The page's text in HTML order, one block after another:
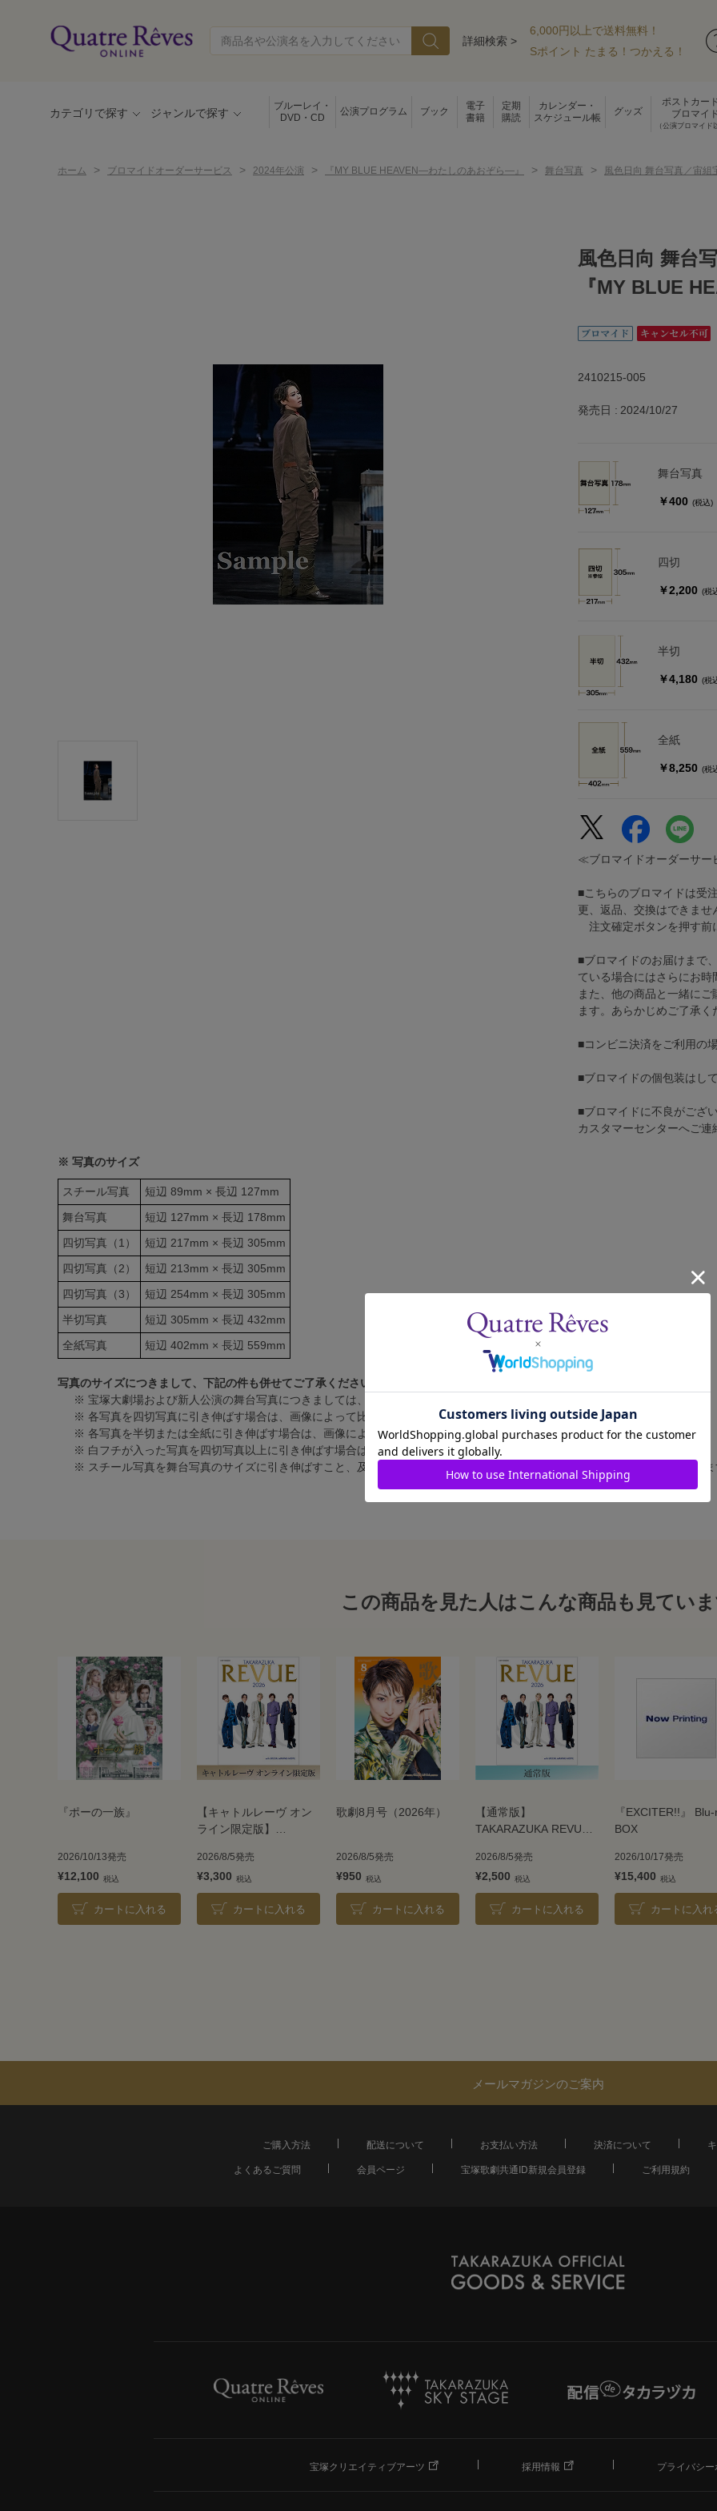
詳細検索 >
6,000円以上で送料無料！
Sポイント たまる！つかえる！
カテゴリで探す ジャンルで探す
ブルーレイ・
DVD・CD
公演プログラム ブック
電子
書籍
定期
購読
カレンダー・
スケジュール帳
グッズ
ポストカー
ブロマイ
（公演ブロマイド
ホーム > ブロマイドオーダーサービス > 2024年公演 > 『MY BLUE HEAVEN―わたしのあおぞら―』 > 舞台写真 > 風色日向 舞台写真／宙
※ 写真のサイズ
スチール写真
短辺 89mm × 長辺 127mm
舞台写真
短辺 127mm × 長辺 178mm
四切写真（1）
短辺 217mm × 長辺 305mm
四切写真（2）
短辺 213mm × 長辺 305mm
四切写真（3）
短辺 254mm × 長辺 305mm
半切写真
短辺 305mm × 長辺 432mm
全紙写真
短辺 402mm × 長辺 559mm
写真のサイズにつきまして、下記の件も併せてご了承ください。
※ 宝塚大劇場および新人公演の舞台写真につきましては、4辺に白フチが入ります。
※ 各写真を四切写真に引き伸ばす場合は、画像によって比率の都合上、（1）～（3）の何れかのサイズになります。
※ 各写真を半切または全紙に引き伸ばす場合は、画像によって比率が異なりますが、上記のサイズに統一しております。
※ 白フチが入った写真を四切写真以上に引き伸ばす場合は、白フチ無しの写真となります。
※ スチール写真を舞台写真のサイズに引き伸ばすこと、及び舞台写真をスチール写真のサイズに縮小することは、いたしかね
風色日向 舞台
『MY BLUE
2410215-005
発売日 2024/10/27
舞台写真
￥400 (税込)
四切
￥2,200 (税
半切
￥4,180 (税
全紙
￥8,250 (税
≪ブロマイドオーダーサ
■こちらのブロマイドは受
更、返品、交換はできませ
注文確定ボタンを押す前
■ブロマイドのお届けまで
ている場合にはさらにお時
また、他の商品と一緒に
ます。あらかじめご了承く
■コンビニ決済をご利用の
■ブロマイドの個包装はし
■ブロマイドに不良がござ
カスタマーセンターへご連
この商品を見た人はこんな商品も見てい
『ポーの一族』
2026/10/13発売
¥12,100
カートに入れる
【キャトルレーヴ オン
ライン限定版】
2026
2026/8/5発売
¥3,300
カートに入れる
歌劇8月号（2026年）
2026/8/5発売
¥950
カートに入れる
【通常版】
TAKARAZUKA REVUE
2026/8/5発売
¥2,500
カートに入れる
『EXCITER!!』
BOX
2026/10/17発売
¥15,400
カートに入れ
メールマガジンのご案内
ご購入方法 配送について お支払い方法 決済について
よくあるご質問
会員ページ 宝塚歌劇共通ID新規会員登録 ご利用規約
宝塚クリエイティブアーツ 採用情報 プライバシ